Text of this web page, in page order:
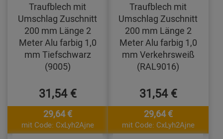
Traufblech mit
Umschlag Zuschnitt
200 mm Länge 2
Meter Alu farbig 1,0
mm Tiefschwarz
(9005)
31,54 €
29,64 €
mit Code: CxLyh2Ajne
Traufblech mit
Umschlag Zuschnitt
200 mm Länge 2
Meter Alu farbig 1,0
mm Verkehrsweiß
(RAL9016)
31,54 €
29,64 €
mit Code: CxLyh2Ajne